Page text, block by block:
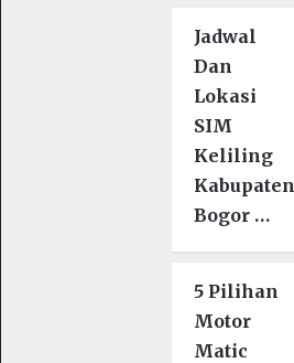
Jadwal
Dan
Lokasi
SIM
Keliling
Kabupaten
Bogor …
5 Pilihan
Motor
Matic